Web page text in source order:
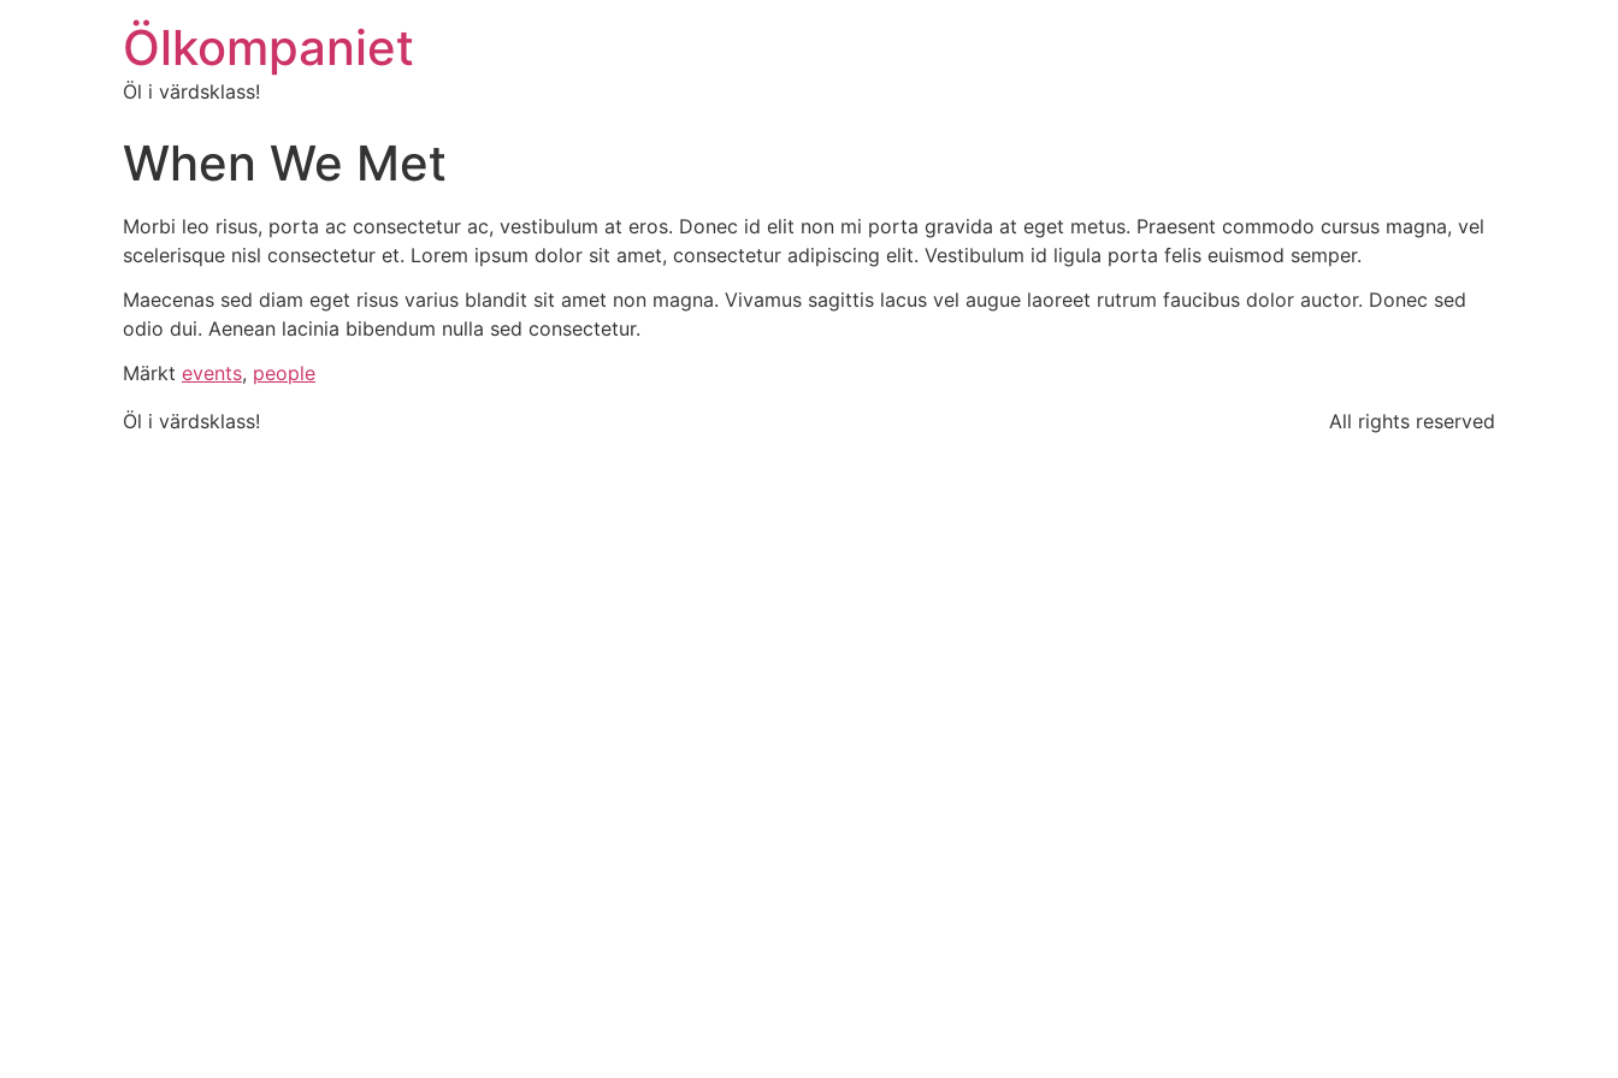
Ölkompaniet
Öl i värdsklass!
When We Met
Morbi leo risus, porta ac consectetur ac, vestibulum at eros. Donec id elit non mi porta gravida at eget metus. Praesent commodo cursus magna, vel
scelerisque nisl consectetur et. Lorem ipsum dolor sit amet, consectetur adipiscing elit. Vestibulum id ligula porta felis euismod semper.
Maecenas sed diam eget risus varius blandit sit amet non magna. Vivamus sagittis lacus vel augue laoreet rutrum faucibus dolor auctor. Donec sed
odio dui. Aenean lacinia bibendum nulla sed consectetur.
Märkt events, people
Öl i värdsklass!
All rights reserved